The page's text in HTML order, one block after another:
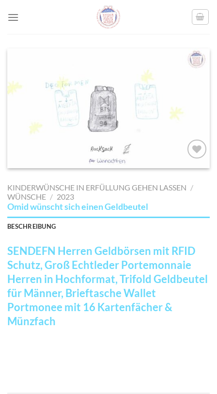
AUF MEINE
SETZEN
KINDERWÜNSCHE IN ERFÜLLUNG GEHEN LASSEN /
WÜNSCHE / 2023
Omid wünscht sich einen Geldbeutel
BESCHREIBUNG
SENDEFN Herren Geldbörsen mit RFID
Schutz, Groß Echtleder Portemonnaie
Herren in Hochformat, Trifold Geldbeutel
für Männer, Brieftasche Wallet
Portmonee mit 16 Kartenfächer &
Münzfach